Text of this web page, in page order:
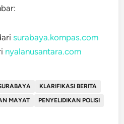
surabaya.kompas.com
nyalanusantara.com
KLARIFIKASI BERITA
MAYAT
PENYELIDIKAN POLISI